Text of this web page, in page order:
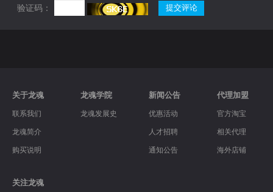
验证码：
关于龙魂
联系我们
龙魂简介
购买说明
龙魂学院
龙魂发展史
新闻公告
优惠活动
人才招聘
通知公告
代理加盟
官方淘宝
相关代理
海外店铺
关注龙魂